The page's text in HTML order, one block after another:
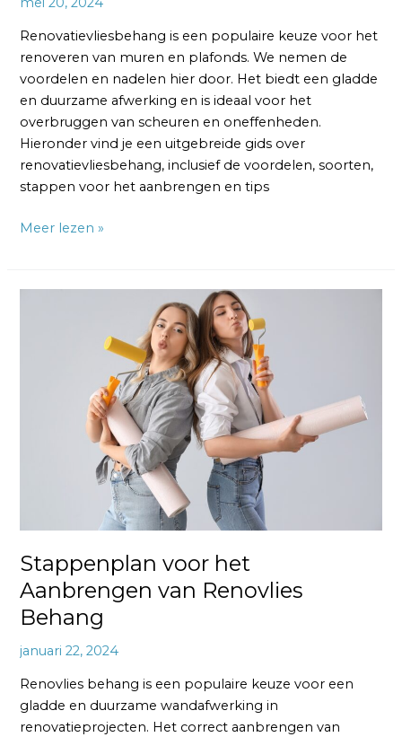
Renovatievliesbehang is een populaire keuze voor het
renoveren van muren en plafonds. We nemen de
voordelen en nadelen hier door. Het biedt een gladde
en duurzame afwerking en is ideaal voor het
overbruggen van scheuren en oneffenheden.
Hieronder vind je een uitgebreide gids over
renovatievliesbehang, inclusief de voordelen, soorten,
stappen voor het aanbrengen en tips
Meer lezen »
Stappenplan voor het
Aanbrengen van Renovlies
Behang
januari 22, 2024
Renovlies behang is een populaire keuze voor een
gladde en duurzame wandafwerking in
renovatieprojecten. Het correct aanbrengen van